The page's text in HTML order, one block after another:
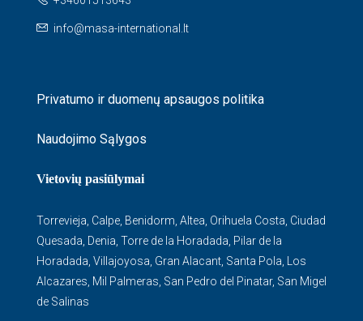
info@masa-international.lt
Privatumo ir duomenų apsaugos politika
Naudojimo Sąlygos
Vietovių pasiūlymai
Torrevieja Calpe Benidorm Altea Orihuela Costa Ciudad
Quesada Denia Torre de la Horadada Pilar de la
Horadada Villajoyosa Gran Alacant Santa Pola
Los
Alcazares Mil Palmeras San Pedro del Pinatar, San Migel
de Salinas